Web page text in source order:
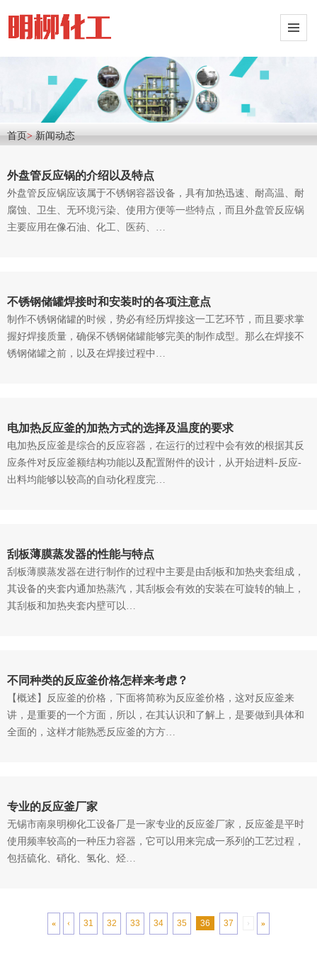
首页>新闻动态
外盘管反应锅的介绍以及特点
外盘管反应锅应该属于不锈钢容器设备，具有加热迅速、耐高温、耐
腐蚀、卫生、无环境污染、使用方便等一些特点，而且外盘管反应锅
主要应用在像石油、化工、医药、…
不锈钢储罐焊接时和安装时的各项注意点
制作不锈钢储罐的时候，势必有经历焊接这一工艺环节，而且要求掌
握好焊接质量，确保不锈钢储罐能够完美的制作成型。那么在焊接不
锈钢储罐之前，以及在焊接过程中…
电加热反应釜的加热方式的选择及温度的要求
电加热反应釜是综合的反应容器，在运行的过程中会有效的根据其反
应条件对反应釜额结构功能以及配置附件的设计，从开始进料-反应-
出料均能够以较高的自动化程度完…
刮板薄膜蒸发器的性能与特点
刮板薄膜蒸发器在进行制作的过程中主要是由刮板和加热夹套组成，
其设备的夹套内通加热蒸汽，其刮板会有效的安装在可旋转的轴上，
其刮板和加热夹套内壁可以…
不同种类的反应釜价格怎样来考虑？
【概述】反应釜的价格，下面将简称为反应釜价格，这对反应釜来
讲，是重要的一个方面，所以，在其认识和了解上，是要做到具体和
全面的，这样才能熟悉反应釜的方方…
专业的反应釜厂家
无锡市南泉明柳化工设备厂是一家专业的反应釜厂家，反应釜是平时
使用频率较高的一种压力容器，它可以用来完成一系列的工艺过程，
包括硫化、硝化、氢化、烃…
« ‹ 31 32 33 34 35 36 37 › »